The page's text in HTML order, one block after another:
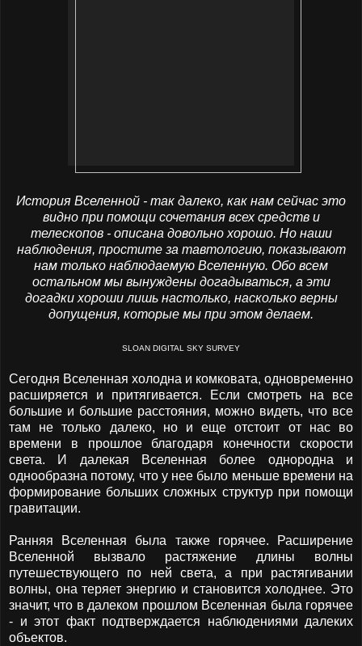
История Вселенной - так далеко, как нам сейчас это
видно при помощи сочетания всех средств и
телескопов - описана довольно хорошо. Но наши
наблюдения, простите за тавтологию, показывают
нам только наблюдаемую Вселенную. Обо всем
остальном мы вынуждены догадываться, а эти
догадки хороши лишь настолько, насколько верны
допущения, которые мы при этом делаем.
SLOAN DIGITAL SKY SURVEY
Сегодня Вселенная холодна и комковата, одновременно
расширяется и притягивается. Если смотреть на все
большие и большие расстояния, можно видеть, что все
там не только далеко, но и еще отстоит от нас во
времени в прошлое благодаря конечности скорости
света. И далекая Вселенная более однородна и
однообразна потому, что у нее было меньше времени на
формирование больших сложных структур при помощи
гравитации.
Ранняя Вселенная была также горячее. Расширение
Вселенной вызвало растяжение длины волны
путешествующего по ней света, а при растягивании
волны, она теряет энергию и становится холоднее. Это
значит, что в далеком прошлом Вселенная была горячее
- и этот факт подтверждается наблюдениями далеких
объектов.